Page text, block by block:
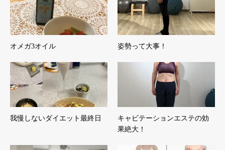
オメガ3オイル 姿勢って大事！
我慢しないダイエット最終日
キャビテーションエステの効
果絶大！